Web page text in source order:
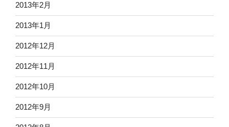
2013年2月
2013年1月
2012年12月
2012年11月
2012年10月
2012年9月